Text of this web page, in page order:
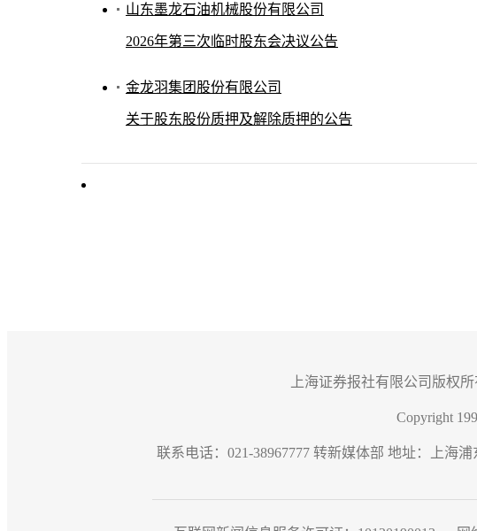
山东墨龙石油机械股份有限公司
2026年第三次临时股东会决议公告
金龙羽集团股份有限公司
关于股东股份质押及解除质押的公告
上海证券报社有限公司版权
Copyright
联系电话：021-38967777 转新媒体部 地址：上海